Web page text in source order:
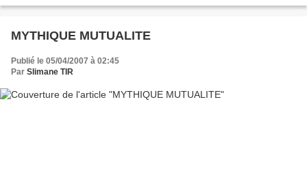
MYTHIQUE MUTUALITE
Publié le 05/04/2007 à 02:45
Par Slimane TIR